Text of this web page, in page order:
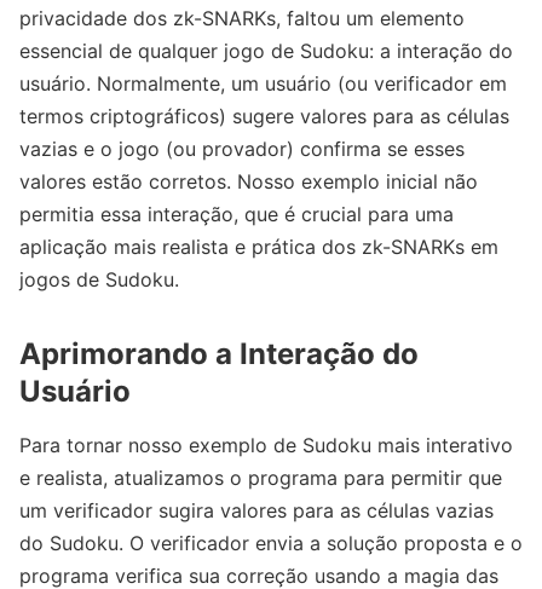
privacidade dos zk-SNARKs, faltou um elemento
essencial de qualquer jogo de Sudoku: a interação do
usuário. Normalmente, um usuário (ou verificador em
termos criptográficos) sugere valores para as células
vazias e o jogo (ou provador) confirma se esses
valores estão corretos. Nosso exemplo inicial não
permitia essa interação, que é crucial para uma
aplicação mais realista e prática dos zk-SNARKs em
jogos de Sudoku.
Aprimorando a Interação do
Usuário
Para tornar nosso exemplo de Sudoku mais interativo
e realista, atualizamos o programa para permitir que
um verificador sugira valores para as células vazias
do Sudoku. O verificador envia a solução proposta e o
programa verifica sua correção usando a magia das